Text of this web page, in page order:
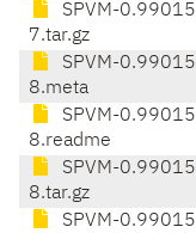
SPVM-0.99015
7.tar.gz
SPVM-0.99015
8.meta
SPVM-0.99015
8.readme
SPVM-0.99015
8.tar.gz
SPVM-0.99015